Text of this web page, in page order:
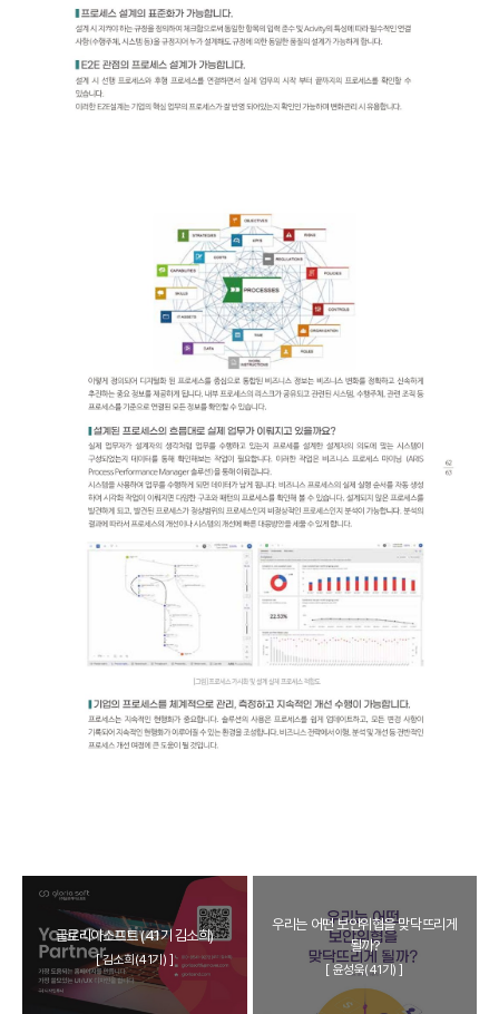
글로리아소프트 (41기 김소희)
[ 김소희(41기) ]
우리는 어떤 보안위협을 맞닥뜨리게
될까?
[ 윤성욱(41기) ]